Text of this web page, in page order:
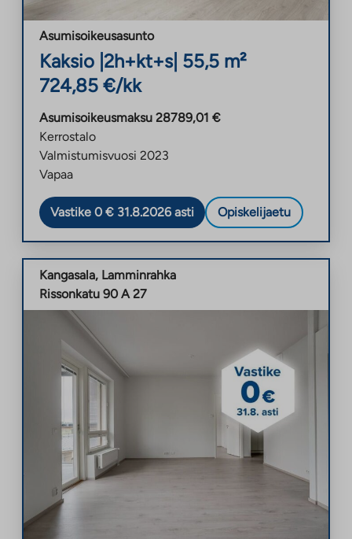
Asumisoikeusasunto
Kaksio 2h+kt+s| 55,5 m²
724,85 €/kk
Asumisoikeusmaksu 28789,01 €
Kerrostalo
Valmistumisvuosi 2023
Vapaa
Vastike 0 € 31.8.2026 asti Opiskelijaetu
Kangasala, Lamminrahka
Rissonkatu 90 A 27